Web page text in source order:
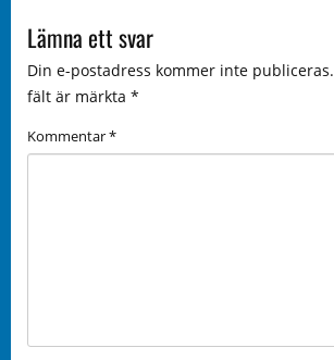
Lämna ett svar
Din e-postadress kommer inte publiceras.
fält är märkta *
Kommentar*